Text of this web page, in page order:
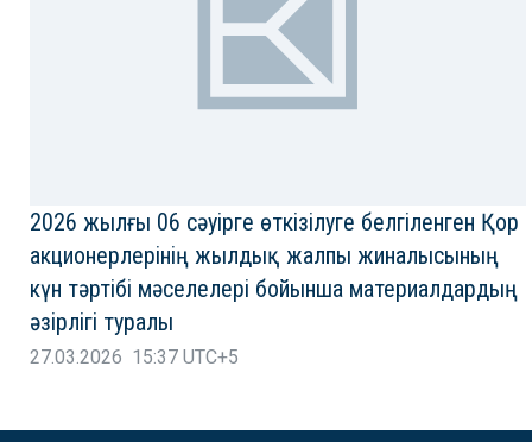
2026 жылғы 06 сәуірге өткізілуге белгіленген Қор
акционерлерінің жылдық жалпы жиналысының
күн тәртібі мәселелері бойынша материалдардың
әзірлігі туралы
27.03.2026 15:37 UTC+5